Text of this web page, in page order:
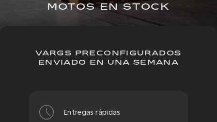
MOTOS EN STOCK
VARGS PRECONFIGURADOS
ENVIADO EN UNA SEMANA
Entregas rápidas